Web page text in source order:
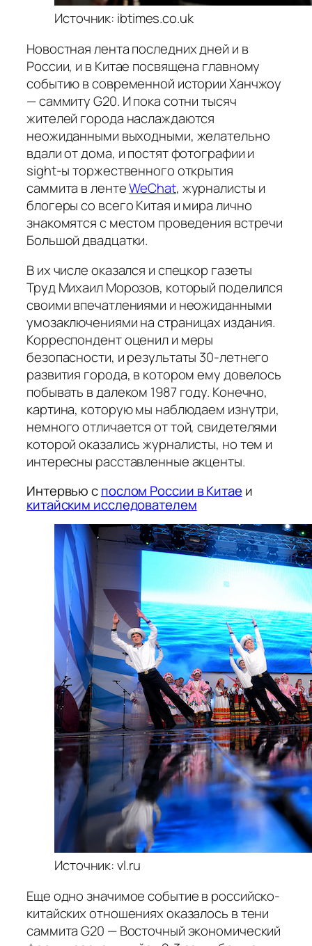
Источник: ibtimes.co.uk
Новостная лента последних дней и в
России, и в Китае посвящена главному
событию в современной истории Ханчжоу
— саммиту G20. И пока сотни тысяч
жителей города наслаждаются
неожиданными выходными, желательно
вдали от дома, и постят фотографии и
sight-ы торжественного открытия
саммита в лентеWeChat, журналисты и
блогеры со всего Китая и мира лично
знакомятся с местом проведения встречи
Большой двадцатки.
В их числе оказался и спецкор газеты
ТрудМихаил Морозов, который поделился
своими впечатлениями и неожиданными
умозаключениями на страницах издания.
Корреспондент оценил и меры
безопасности, и результаты 30-летнего
развития города, в котором ему довелось
побывать в далеком 1987 году. Конечно,
картина, которую мы наблюдаем изнутри,
немного отличается от той, свидетелями
которой оказались журналисты, но тем и
интересны расставленные акценты.
Интервью спослом России в Китае и
китайским исследователем
Источник: vl.ru
Еще одно значимое событие в российско-
китайских отношениях оказалось в тени
саммита G20 — Восточный экономический